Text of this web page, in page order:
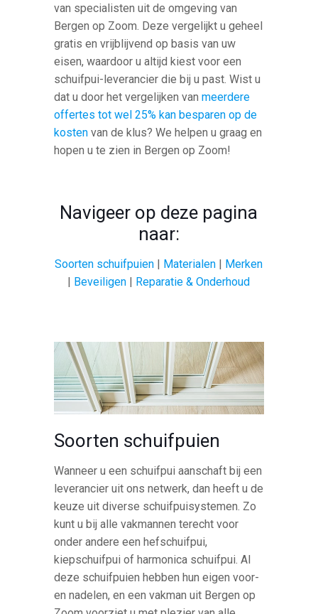
van specialisten uit de omgeving van
Bergen op Zoom. Deze vergelijkt u geheel
gratis en vrijblijvend op basis van uw
eisen, waardoor u altijd kiest voor een
schuifpui-leverancier die bij u past. Wist u
dat u door het vergelijken vanmeerdere
offertes tot wel 25% kan besparen op de
kosten van de klus? We helpen u graag en
hopen u te zien in Bergen op Zoom!
Navigeer op deze pagina
naar:
Soorten schuifpuien | Materialen | Merken
| Beveiligen | Reparatie & Onderhoud
Soorten schuifpuien
Wanneer u een schuifpui aanschaft bij een
leverancier uit ons netwerk, dan heeft u de
keuze uit diverse schuifpuisystemen. Zo
kunt u bij alle vakmannen terecht voor
onder andere een hefschuifpui,
kiepschuifpui of harmonica schuifpui. Al
deze schuifpuien hebben hun eigen voor-
en nadelen, en een vakman uit Bergen op